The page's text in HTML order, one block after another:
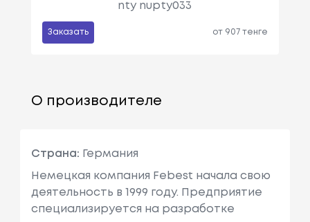
nty nupty033
Заказать от 907 тенге
О производителе
Страна: Германия
Немецкая компания Febest начала свою
деятельность в 1999 году. Предприятие
специализируется на разработке